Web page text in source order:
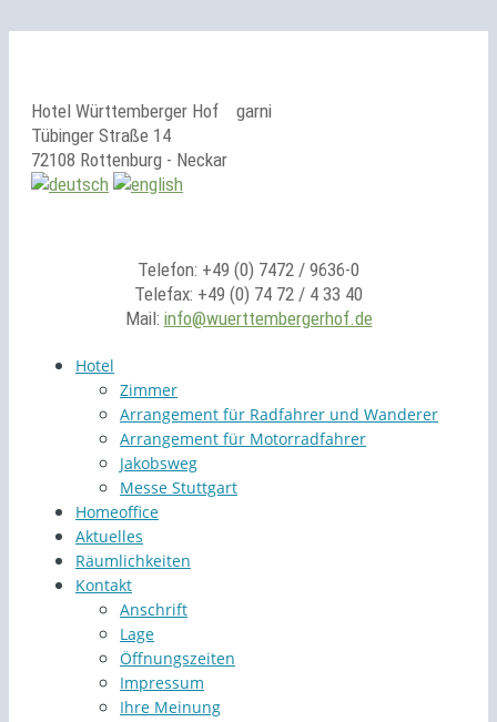
Hotel Württemberger Hof
garni
Tübinger Straße 14
72108 Rottenburg - Neckar
Telefon: +49 (0) 7472 / 9636-0
Telefax: +49 (0) 74 72 / 4 33 40
Mail: info@wuerttembergerhof.de
Hotel
Zimmer
Arrangement für Radfahrer und Wanderer
Arrangement für Motorradfahrer
Jakobsweg
Messe Stuttgart
Homeoffice
Aktuelles
Räumlichkeiten
Kontakt
Anschrift
Lage
Öffnungszeiten
Impressum
Ihre Meinung